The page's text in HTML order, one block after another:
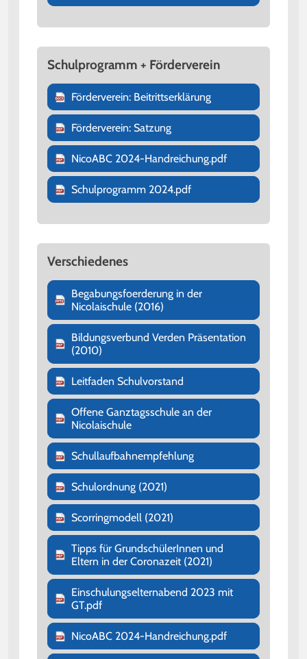
Schulprogramm + Förderverein
Förderverein: Beitrittserklärung
Förderverein: Satzung
NicoABC 2024-Handreichung.pdf
Schulprogramm 2024.pdf
Verschiedenes
Begabungsfoerderung in der
Nicolaischule (2016)
Bildungsverbund Verden Präsentation
(2010)
Leitfaden Schulvorstand
Offene Ganztagsschule an der
Nicolaischule
Schullaufbahnempfehlung
Schulordnung (2021)
Scorringmodell (2021)
Tipps für GrundschülerInnen und
Eltern in der Coronazeit (2021)
Einschulungselternabend 2023 mit
GT.pdf
NicoABC 2024-Handreichung.pdf